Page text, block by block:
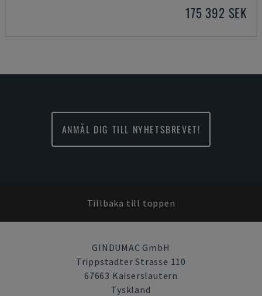
175 392 SEK
ANMÄL DIG TILL NYHETSBREVET!
Tillbaka till toppen
GINDUMAC GmbH
Trippstadter Strasse 110
67663 Kaiserslautern
Tyskland